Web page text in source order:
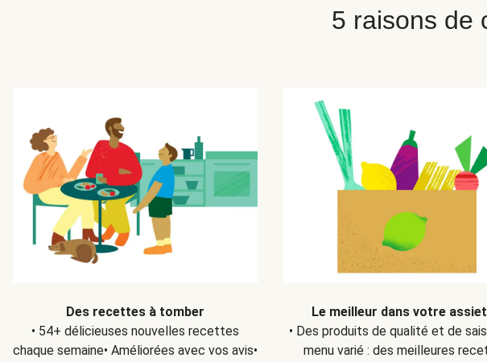
5 raisons de
Des recettes à tomber
• 54+ délicieuses nouvelles recettes
chaque semaine• Améliorées avec vos avis•
Le meilleur dans votre
• Des produits de qualité et de
menu varié : des meilleures